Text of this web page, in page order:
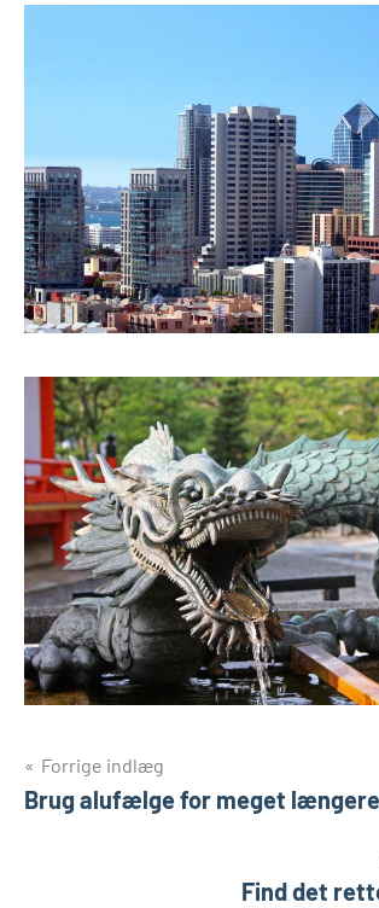
Indlægsnavigation
Forrige indlæg
Brug alufælge for meget
Find det